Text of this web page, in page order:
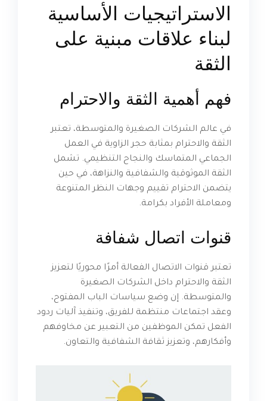
الاستراتيجيات الأساسية
لبناء علاقات مبنية على
الثقة
فهم أهمية الثقة والاحترام
في عالم الشركات الصغيرة والمتوسطة، تعتبر
الثقة والاحترام بمثابة حجر الزاوية في العمل
الجماعي المتماسك والنجاح التنظيمي. تشمل
الثقة الموثوقية والشفافية والنزاهة، في حين
يتضمن الاحترام تقييم وجهات النظر المتنوعة
ومعاملة الأفراد بكرامة.
قنوات اتصال شفافة
تعتبر قنوات الاتصال الفعالة أمرًا محوريًا لتعزيز
الثقة والاحترام داخل الشركات الصغيرة
والمتوسطة. إن وضع سياسات الباب المفتوح،
وعقد اجتماعات منتظمة للفريق، وتنفيذ آليات ردود
الفعل تمكن الموظفين من التعبير عن مخاوفهم
وأفكارهم، وتعزيز ثقافة الشفافية والتعاون.